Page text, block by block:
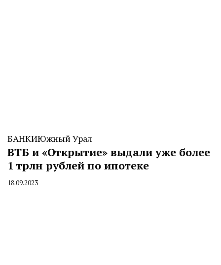
БАНКИЮжный Урал
ВТБ и «Открытие» выдали уже более
1 трлн рублей по ипотеке
By
18.09.2023